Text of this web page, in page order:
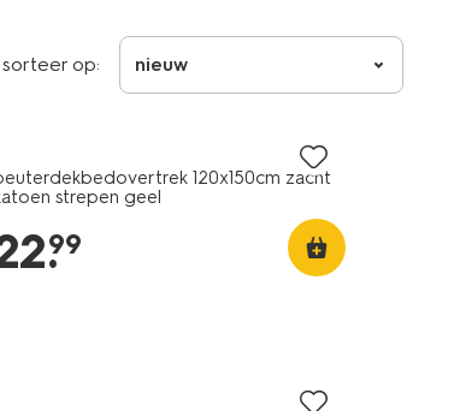
sorteer op: nieuw
120x150cm zacht
strepen geel
.
99